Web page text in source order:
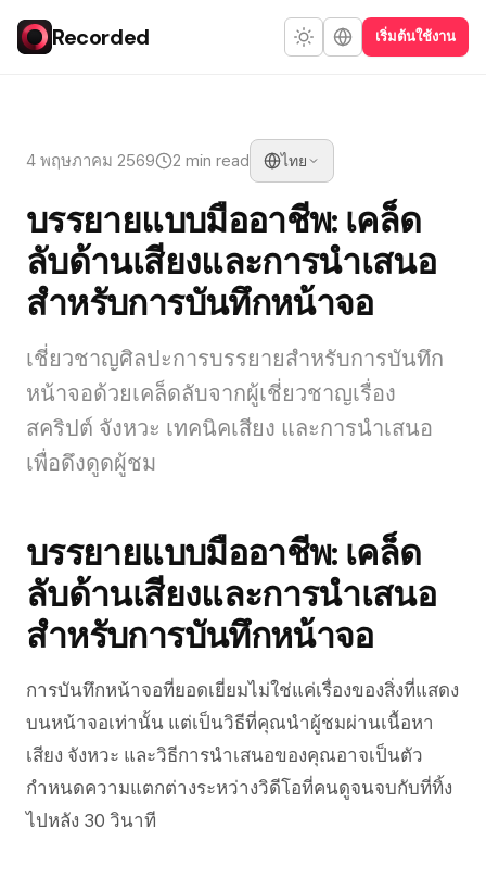
Recorded เริ่มต้นใช้งาน
4 พฤษภาคม 2569 2 min read ไทย
บรรยายแบบมืออาชีพ: เคล็ด
ลับด้านเสียงและการนำเสนอ
สำหรับการบันทึกหน้าจอ
เชี่ยวชาญศิลปะการบรรยายสำหรับการบันทึก
หน้าจอด้วยเคล็ดลับจากผู้เชี่ยวชาญเรื่อง
สคริปต์ จังหวะ เทคนิคเสียง และการนำเสนอ
เพื่อดึงดูดผู้ชม
บรรยายแบบมืออาชีพ: เคล็ด
ลับด้านเสียงและการนำเสนอ
สำหรับการบันทึกหน้าจอ
การบันทึกหน้าจอที่ยอดเยี่ยมไม่ใช่แค่เรื่องของสิ่งที่แสดง
บนหน้าจอเท่านั้น แต่เป็นวิธีที่คุณนำผู้ชมผ่านเนื้อหา
เสียง จังหวะ และวิธีการนำเสนอของคุณอาจเป็นตัว
กำหนดความแตกต่างระหว่างวิดีโอที่คนดูจนจบกับที่ทิ้ง
ไปหลัง 30 วินาที